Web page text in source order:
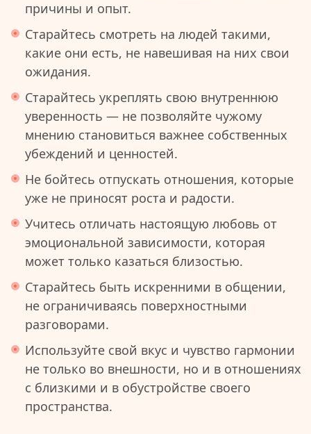
причины и опыт.
Старайтесь смотреть на людей такими,
какие они есть, не навешивая на них свои
ожидания.
Старайтесь укреплять свою внутреннюю
уверенность — не позволяйте чужому
мнению становиться важнее собственных
убеждений и ценностей.
Не бойтесь отпускать отношения, которые
уже не приносят роста и радости.
Учитесь отличать настоящую любовь от
эмоциональной зависимости, которая
может только казаться близостью.
Старайтесь быть искренними в общении,
не ограничиваясь поверхностными
разговорами.
Используйте свой вкус и чувство гармонии
не только во внешности, но и в отношениях
с близкими и в обустройстве своего
пространства.